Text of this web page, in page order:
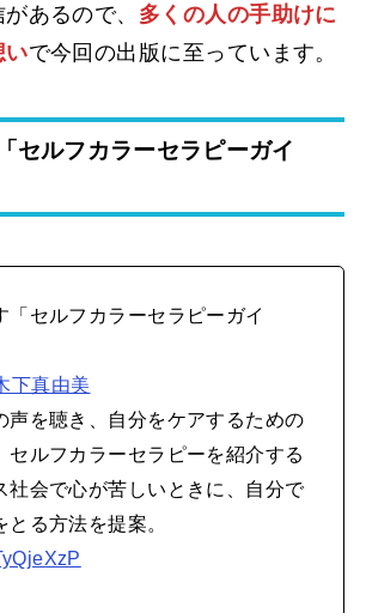
あるので、 多くの人の手助けに
いで今回の出版に至っています。
セルフカラーセラピーガイ
「セルフカラーセラピーガイ
下真由美
声を聴き、自分をケアするための
セルフカラーセラピーを紹介する
社会で心が苦しいときに、自分で
る方法を提案。